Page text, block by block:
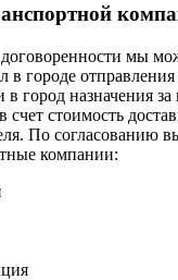
мы
в городе
город назначения
стоимость
По согласованию
компании: